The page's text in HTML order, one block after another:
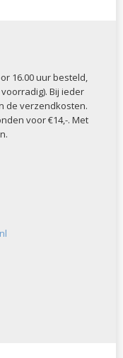
16.00 uur besteld,
Bij ieder
de verzendkosten.
voor €14,-. Met